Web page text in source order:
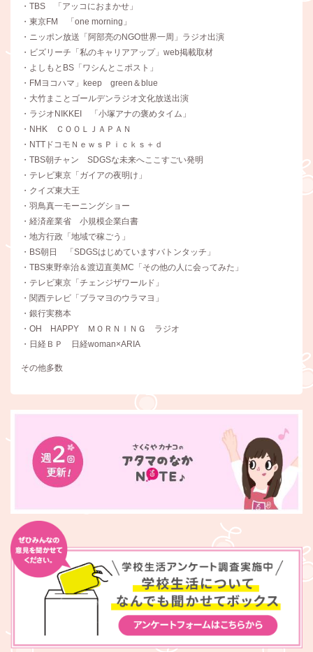
・TBS 「アッコにおまかせ」
・東京FM 「one morning」
・ニッポン放送「阿部亮のNGO世界一周」ラジオ出演
・ビズリーチ「私のキャリアアップ」web掲載取材
・よしもとBS「ワシんとこポスト」
・FMヨコハマ」keep green＆blue
・大竹まことゴールデンラジオ文化放送出演
・ラジオNIKKEI 「小塚アナの褒めタイム」
・NHK ＣＯＯＬＪＡＰＡＮ
・NTTドコモＮｅｗｓＰｉｃｋｓ＋ｄ
・TBS朝チャン SDGSな未来へここすごい発明
・テレビ東京「ガイアの夜明け」
・クイズ東大王
・羽鳥真一モーニングショー
・経済産業省 小規模企業白書
・地方行政「地域で稼ごう」
・BS朝日 「SDGSはじめていますバトンタッチ」
・TBS東野幸治＆渡辺直美MC「その他の人に会ってみた」
・テレビ東京「チェンジザワールド」
・関西テレビ「ブラマヨのウラマヨ」
・銀行実務本
・OH HAPPY ＭＯＲＮＩＮＧ ラジオ
・日経ＢＰ 日経woman×ARIA
その他多数